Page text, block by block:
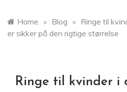
Home » Blog » Ringe til
er sikker på den rigtige størrelse
Ringe til kvinder i